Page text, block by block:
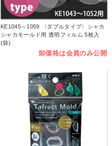
KE1045～1059 〈ダブルタイプ〉シャカ
シャカモールド用 透明フィルム 5枚入
(袋)
卸価格は会員のみ公開